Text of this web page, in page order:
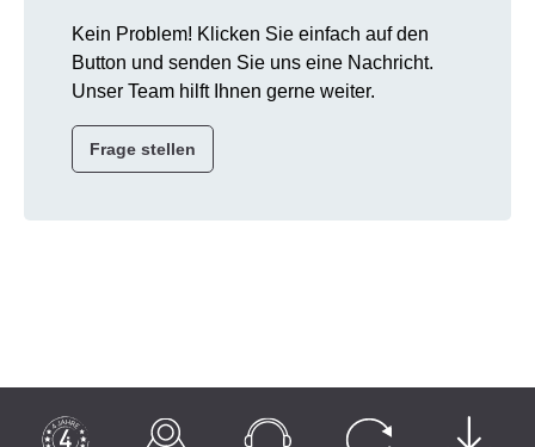
Kein Problem! Klicken Sie einfach auf den
Button und senden Sie uns eine Nachricht.
Unser Team hilft Ihnen gerne weiter.
Frage stellen